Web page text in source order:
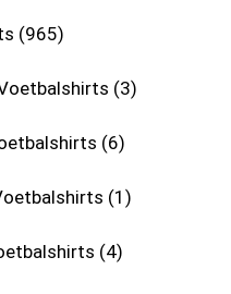
965
3
6
1
4